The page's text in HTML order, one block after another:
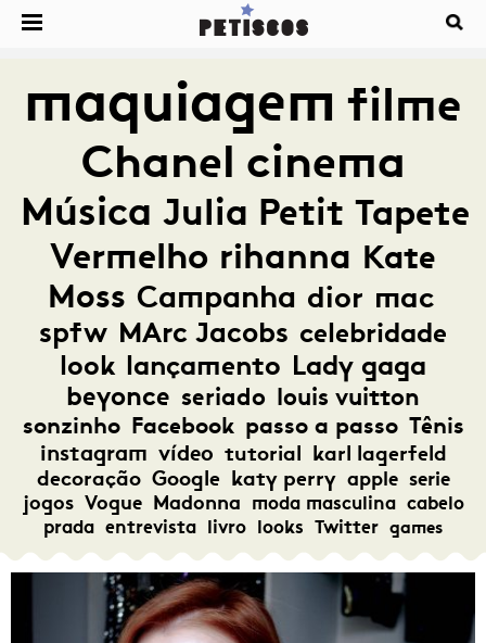
maquiagem filme
Chanel cinema
Música Julia Petit Tapete
Vermelho rihanna Kate
Moss Campanha dior mac
spfw MArc Jacobs celebridade
look lançamento Lady gaga
beyonce seriado louis vuitton
sonzinho Facebook passo a passo Tênis
instagram vídeo tutorial karl lagerfeld
decoração Google katy perry apple serie
jogos Vogue Madonna moda masculina cabelo
prada entrevista livro looks Twitter games